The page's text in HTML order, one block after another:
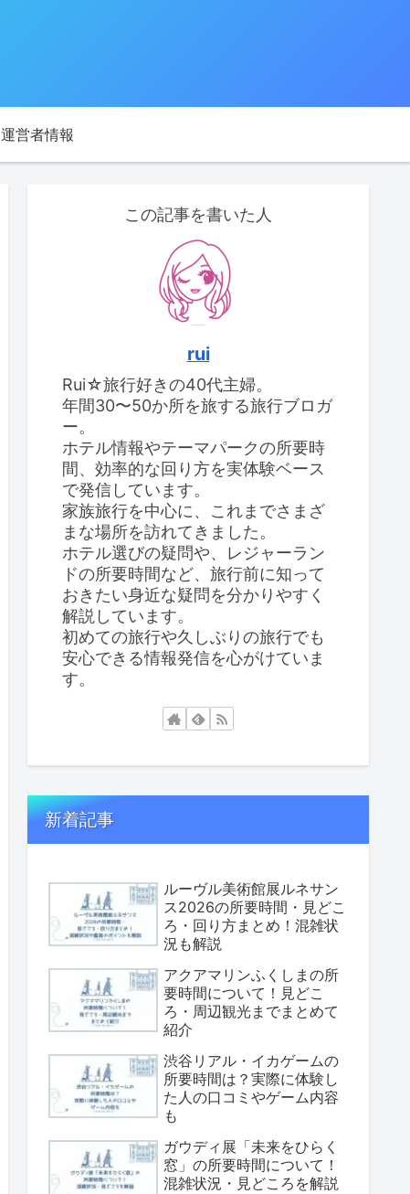
運営者情報
この記事を書いた人
rui
Rui☆旅行好きの40代主婦。
年間30〜50か所を旅する旅行ブロガ
ー。
ホテル情報やテーマパークの所要時
間、効率的な回り方を実体験ベース
で発信しています。
家族旅行を中心に、これまでさまざ
まな場所を訪れてきました。
ホテル選びの疑問や、レジャーラン
ドの所要時間など、旅行前に知って
おきたい身近な疑問を分かりやすく
解説しています。
初めての旅行や久しぶりの旅行でも
安心できる情報発信を心がけていま
す。
新着記事
ルーヴル美術館展ルネサン
ス2026の所要時間・見どこ
ろ・回り方まとめ！混雑状
況も解説
アクアマリンふくしまの所
要時間について！見どこ
ろ・周辺観光までまとめて
紹介
渋谷リアル・イカゲームの
所要時間は？実際に体験し
た人の口コミやゲーム内容
も
ガウディ展「未来をひらく
窓」の所要時間について！
混雑状況・見どころを解説